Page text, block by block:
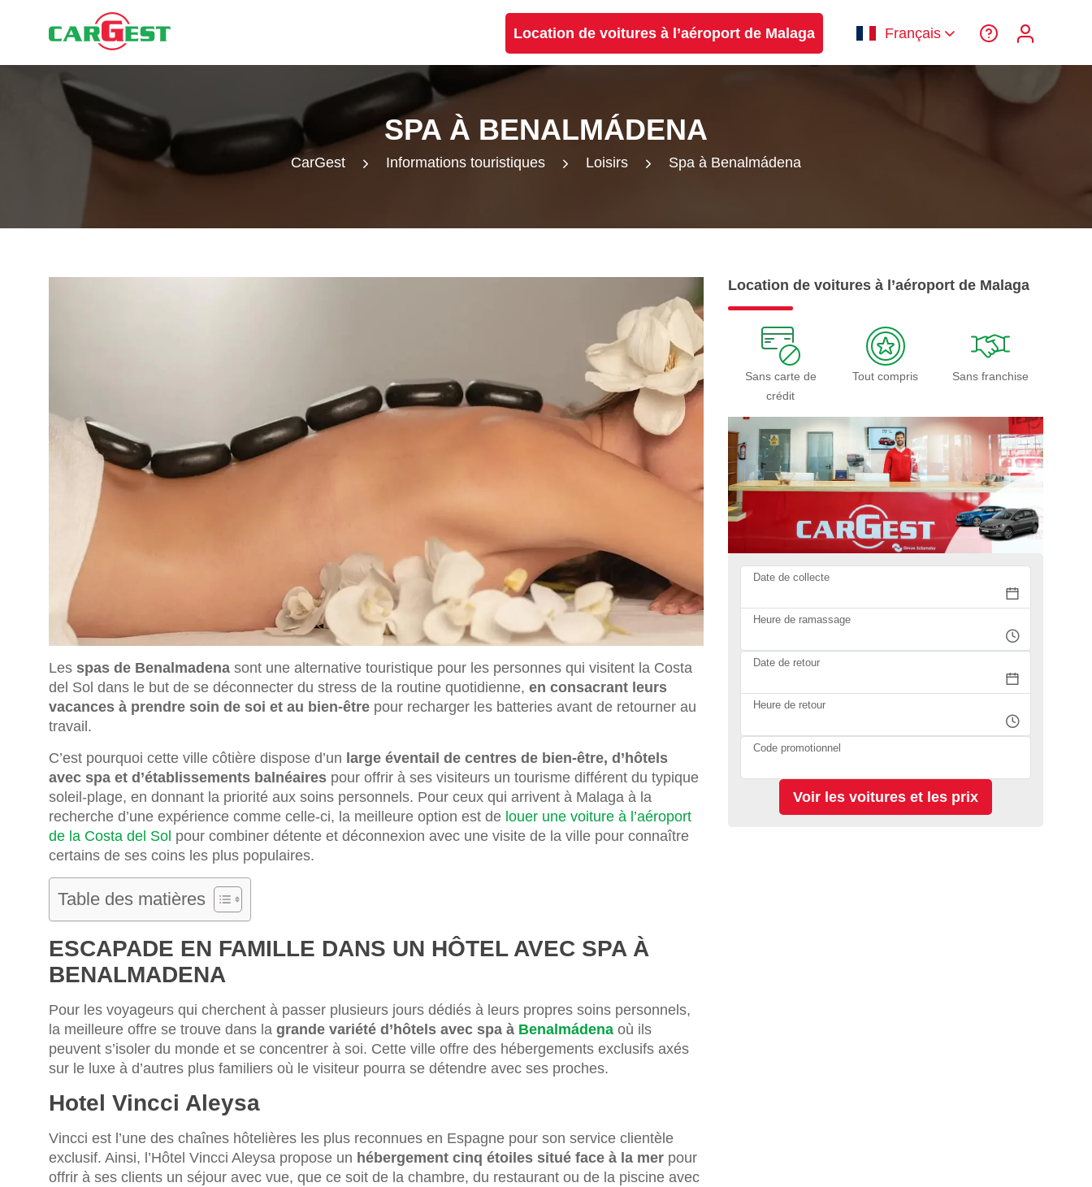
Location de voitures à l’aéroport de Malaga Français
SPA À BENALMÁDENA
CarGest Informations touristiques Loisirs Spa à Benalmádena
Les spas de Benalmadena sont une alternative touristique pour les personnes qui visitent la Costa
del Sol dans le but de se déconnecter du stress de la routine quotidienne, en consacrant leurs
vacances à prendre soin de soi et au bien-être pour recharger les batteries avant de retourner au
travail.
C’est pourquoi cette ville côtière dispose d’un large éventail de centres de bien-être, d’hôtels
avec spa et d’établissements balnéaires pour offrir à ses visiteurs un tourisme différent du typique
soleil-plage, en donnant la priorité aux soins personnels. Pour ceux qui arrivent à Malaga à la
recherche d’une expérience comme celle-ci, la meilleure option est de louer une voiture à l’aéroport
de la Costa del Sol pour combiner détente et déconnexion avec une visite de la ville pour connaître
certains de ses coins les plus populaires.
Table des matières
ESCAPADE EN FAMILLE DANS UN HÔTEL AVEC SPA À
BENALMADENA
Pour les voyageurs qui cherchent à passer plusieurs jours dédiés à leurs propres soins personnels,
la meilleure offre se trouve dans la grande variété d’hôtels avec spa à Benalmádena où ils
peuvent s’isoler du monde et se concentrer à soi. Cette ville offre des hébergements exclusifs axés
sur le luxe à d’autres plus familiers où le visiteur pourra se détendre avec ses proches.
Hotel Vincci Aleysa
Vincci est l’une des chaînes hôtelières les plus reconnues en Espagne pour son service clientèle
exclusif. Ainsi, l’Hôtel Vincci Aleysa propose un hébergement cinq étoiles situé face à la mer pour
offrir à ses clients un séjour avec vue, que ce soit de la chambre, du restaurant ou de la piscine avec
Location de voitures à l’aéroport de Malaga
Sans carte de
crédit
Tout compris Sans franchise
Date de collecte
Heure de ramassage
Date de retour
Heure de retour
Code promotionnel